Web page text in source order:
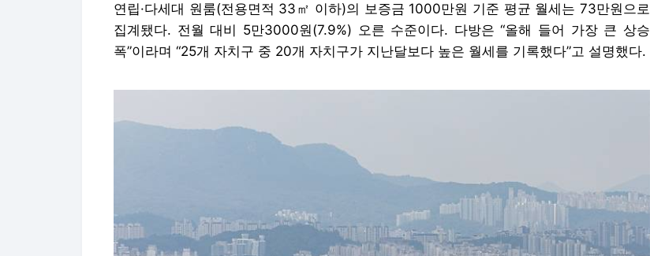
연립·다세대 원룸(전용면적 33㎡ 이하)의 보증금 1000만원 기준 평균 월세는 73만원으로
집계됐다. 전월 대비 5만3000원(7.9%) 오른 수준이다. 다방은 “올해 들어 가장 큰 상승
폭”이라며 “25개 자치구 중 20개 자치구가 지난달보다 높은 월세를 기록했다”고 설명했다.